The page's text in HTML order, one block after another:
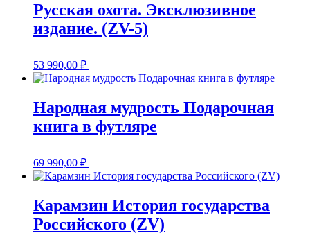
Русская охота. Эксклюзивное
издание. (ZV-5)
53 990,00 ₽
Народная мудрость Подарочная
книга в футляре
69 990,00 ₽
Карамзин История государства
Российского (ZV)